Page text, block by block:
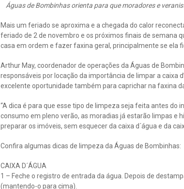
Águas de Bombinhas orienta para que moradores e
Mais um feriado se aproxima e a chegada do calor
feriado de 2 de novembro e os próximos finais de semana
casa em ordem e fazer faxina geral, principalmente se ela
Arthur May, coordenador de operações da Águas de
responsáveis por locação da importância de limpar a caixa
excelente oportunidade também para caprichar na faxina
“A dica é para que esse tipo de limpeza seja feita antes do
consumo em pleno verão, as moradias já estarão limpas e
preparar os imóveis, sem esquecer da caixa d´água e da
Confira algumas dicas de limpeza da Águas de Bombinhas:
CAIXA D´ÁGUA
1 – Feche o registro de entrada da água. Depois de
(mantendo-o para cima).